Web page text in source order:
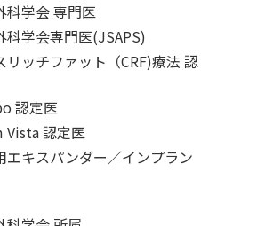
科学会 専門医
科学会専門医(JSAPS)
リッチファット（CRF)療法 認
認定医
認定医
エキスパンダー／インプラン